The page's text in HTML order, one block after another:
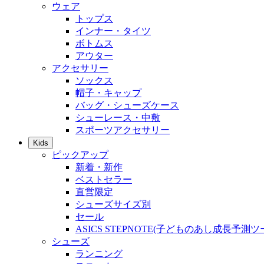
ウェア
トップス
インナー・タイツ
ボトムス
アウター
アクセサリー
ソックス
帽子・キャップ
バッグ・シューズケース
シューレース・中敷
スポーツアクセサリー
Kids
ピックアップ
新着・新作
ベストセラー
直営限定
シューズサイズ別
セール
ASICS STEPNOTE(子どものあし成長予測ツ
シューズ
ランニング